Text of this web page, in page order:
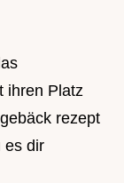
ihren Platz
rezept
es dir